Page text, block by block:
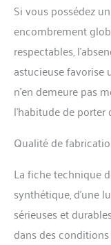
Si vous possédez
encombrement
respectables,
astucieuse favorise
n’en demeure pas
l’habitude de
Qualité de
La fiche technique
synthétique, d’une
sérieuses et
dans des